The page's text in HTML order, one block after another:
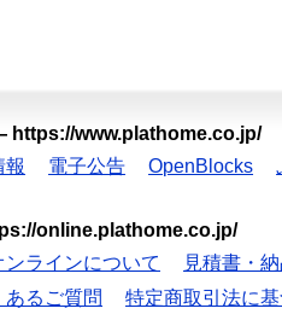
https://www.plathome.co.jp/
報 電子公告 OpenBlocks
online.plathome.co.jp/
ラインについて
見積書・
あるご質問
特定商取引法に